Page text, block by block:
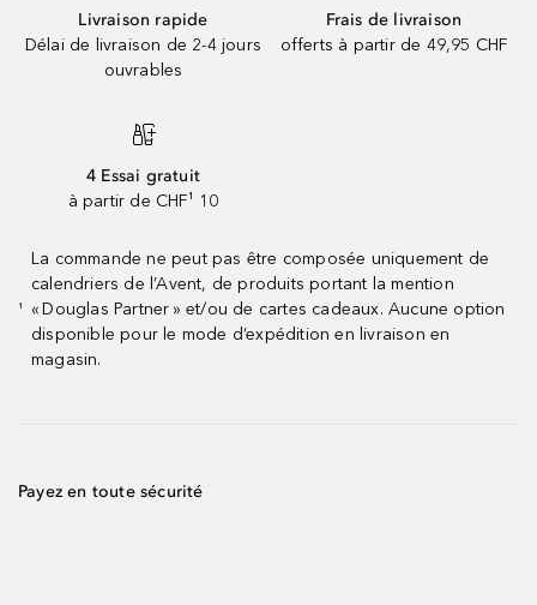
Livraison rapide
Délai de livraison de 2-4 jours
ouvrables
Frais de livraison
offerts à partir de 49,95 CHF
4 Essai gratuit
à partir de CHF¹ 10
¹
La commande ne peut pas être composée uniquement de
calendriers de l’Avent, de produits portant la mention
« Douglas Partner » et/ou de cartes cadeaux. Aucune option
disponible pour le mode d’expédition en livraison en
magasin.
Payez en toute sécurité